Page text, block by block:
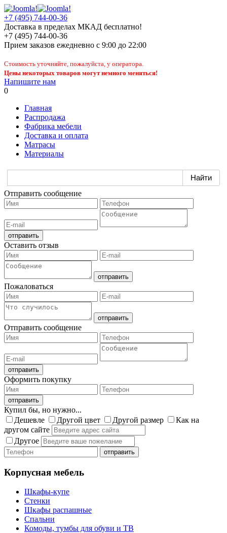
+7 (495) 744-00-36
Доставка в пределах МКАД бесплатно!
+7 (495) 744-00-36
Прием заказов ежедневно с 9:00 до 22:00
Стоимость уточняйте, пожалуйста, у оператора.
Цены некоторых товаров могут немного меняться!
Напишите нам
0
Главная
Распродажа
Фабрика мебели
Доставка и оплата
Матрасы
Материалы
Отправить сообщение
Оставить отзыв
Пожаловаться
Отправить сообщение
Оформить покупку
Купил бы, но нужно...
Дешевле
Другой цвет Другой размер
Как на
другом сайте
Другое
Корпусная мебель
Шкафы-купе
Стенки
Шкафы распашные
Спальни
Комоды, тумбы для обуви и ТВ